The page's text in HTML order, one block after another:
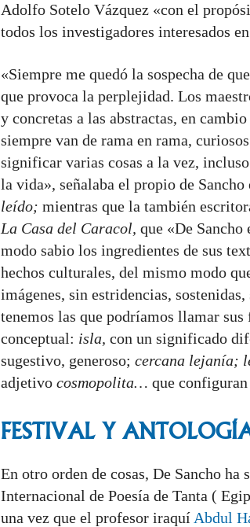
Adolfo Sotelo Vázquez «con el
todos los investigadores interesados
«Siempre me quedó la sospecha de
que provoca la perplejidad. Los
y concretas a las abstractas, en
siempre van de rama en rama,
significar varias cosas a la vez,
la vida», señalaba el propio de Sancho
leído; mientras que la también
La Casa del Caracol, que «De
modo sabio los ingredientes de sus
hechos culturales, del mismo modo
imágenes, sin estridencias,
tenemos las que podríamos llamar
conceptual: isla, con un significado
sugestivo, generoso; cercana lejanía;
adjetivo cosmopolita… que
FESTIVAL Y
En otro orden de cosas, De Sancho
Internacional de Poesía de Tanta (
una vez que el profesor iraquí Abdul